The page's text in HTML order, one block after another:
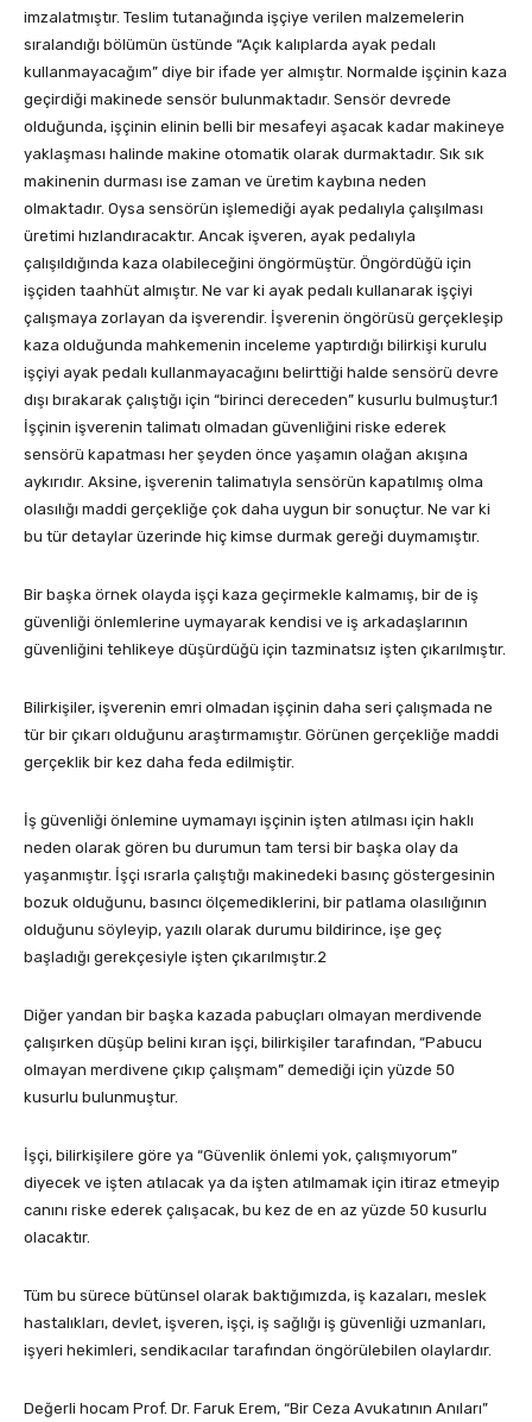
imzalatmıştır. Teslim tutanağında işçiye verilen malzemelerin
sıralandığı bölümün üstünde “Açık kalıplarda ayak pedalı
kullanmayacağım” diye bir ifade yer almıştır. Normalde işçinin kaza
geçirdiği makinede sensör bulunmaktadır. Sensör devrede
olduğunda, işçinin elinin belli bir mesafeyi aşacak kadar makineye
yaklaşması halinde makine otomatik olarak durmaktadır. Sık sık
makinenin durması ise zaman ve üretim kaybına neden
olmaktadır. Oysa sensörün işlemediği ayak pedalıyla çalışılması
üretimi hızlandıracaktır. Ancak işveren, ayak pedalıyla
çalışıldığında kaza olabileceğini öngörmüştür. Öngördüğü için
işçiden taahhüt almıştır. Ne var ki ayak pedalı kullanarak işçiyi
çalışmaya zorlayan da işverendir. İşverenin öngörüsü gerçekleşip
kaza olduğunda mahkemenin inceleme yaptırdığı bilirkişi kurulu
işçiyi ayak pedalı kullanmayacağını belirttiği halde sensörü devre
dışı bırakarak çalıştığı için “birinci dereceden” kusurlu bulmuştur.1
İşçinin işverenin talimatı olmadan güvenliğini riske ederek
sensörü kapatması her şeyden önce yaşamın olağan akışına
aykırıdır. Aksine, işverenin talimatıyla sensörün kapatılmış olma
olasılığı maddi gerçekliğe çok daha uygun bir sonuçtur. Ne var ki
bu tür detaylar üzerinde hiç kimse durmak gereği duymamıştır.
Bir başka örnek olayda işçi kaza geçirmekle kalmamış, bir de iş
güvenliği önlemlerine uymayarak kendisi ve iş arkadaşlarının
güvenliğini tehlikeye düşürdüğü için tazminatsız işten çıkarılmıştır.
Bilirkişiler, işverenin emri olmadan işçinin daha seri çalışmada ne
tür bir çıkarı olduğunu araştırmamıştır. Görünen gerçekliğe maddi
gerçeklik bir kez daha feda edilmiştir.
İş güvenliği önlemine uymamayı işçinin işten atılması için haklı
neden olarak gören bu durumun tam tersi bir başka olay da
yaşanmıştır. İşçi ısrarla çalıştığı makinedeki basınç göstergesinin
bozuk olduğunu, basıncı ölçemediklerini, bir patlama olasılığının
olduğunu söyleyip, yazılı olarak durumu bildirince, işe geç
başladığı gerekçesiyle işten çıkarılmıştır.2
Diğer yandan bir başka kazada pabuçları olmayan merdivende
çalışırken düşüp belini kıran işçi, bilirkişiler tarafından, “Pabucu
olmayan merdivene çıkıp çalışmam” demediği için yüzde 50
kusurlu bulunmuştur.
İşçi, bilirkişilere göre ya “Güvenlik önlemi yok, çalışmıyorum”
diyecek ve işten atılacak ya da işten atılmamak için itiraz etmeyip
canını riske ederek çalışacak, bu kez de en az yüzde 50 kusurlu
olacaktır.
Tüm bu sürece bütünsel olarak baktığımızda, iş kazaları, meslek
hastalıkları, devlet, işveren, işçi, iş sağlığı iş güvenliği uzmanları,
işyeri hekimleri, sendikacılar tarafından öngörülebilen olaylardır.
Değerli hocam Prof. Dr. Faruk Erem, “Bir Ceza Avukatının Anıları”